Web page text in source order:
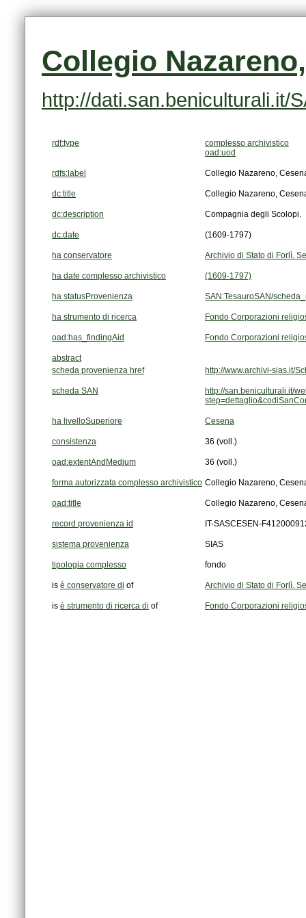
Collegio
http://dati.san.beniculturali.it/
rdf:type
complesso archivistico
oad:uod
rdfs:label Collegio Nazareno,
dc:title Collegio Nazareno,
dc:description Compagnia degli Scolopi.
dc:date (1609-1797)
ha conservatore Archivio di Stato di Forlì.
ha date complesso archivistico (1609-1797)
ha statusProvenienza SAN:TesauroSAN/
ha strumento di ricerca Fondo Corporazioni
oad:has_findingAid Fondo Corporazioni
abstract
scheda provenienza href
http://www.archivi-sias.it/
scheda SAN
ha livelloSuperiore Cesena
consistenza 36 (voll.)
oad:extentAndMedium 36 (voll.)
forma autorizzata complesso archivistico Collegio Nazareno,
oad:title Collegio Nazareno,
record provenienza id IT-SASCESEN-
sistema provenienza SIAS
tipologia complesso fondo
is è conservatore di of Archivio di Stato di Forlì.
is è strumento di ricerca di of Fondo Corporazioni